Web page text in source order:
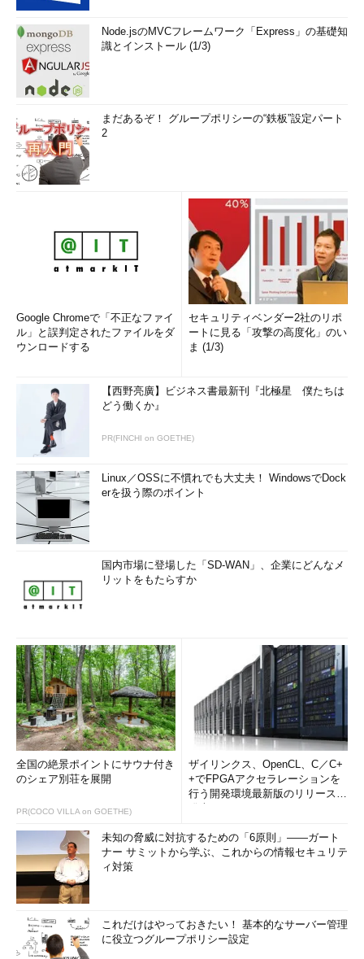
Node.jsのMVCフレームワーク「Express」の基礎知
識とインストール (1/3)
まだあるぞ！ グループポリシーの“鉄板”設定パート
2
Google Chromeで「不正なファイ
ル」と誤判定されたファイルをダ
ウンロードする
セキュリティベンダー2社のリポ
ートに見る「攻撃の高度化」のい
ま (1/3)
【西野亮廣】ビジネス書最新刊『北極星 僕たちは
どう働くか』
PR(FINCHI on GOETHE)
Linux／OSSに不慣れでも大丈夫！ WindowsでDock
erを扱う際のポイント
国内市場に登場した「SD-WAN」、企業にどんなメ
リットをもたらすか
全国の絶景ポイントにサウナ付き
のシェア別荘を展開
PR(COCO VILLA on GOETHE)
ザイリンクス、OpenCL、C／C+
+でFPGAアクセラレーションを
行う開発環境最新版のリリースを
未知の脅威に対抗するための「6原則」――ガート
ナー サミットから学ぶ、これからの情報セキュリテ
ィ対策
これだけはやっておきたい！ 基本的なサーバー管理
に役立つグループポリシー設定